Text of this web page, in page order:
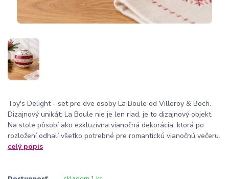
Toy's Delight - set pre dve osoby La Boule od Villeroy & Boch.
Dizajnový unikát: La Boule nie je len riad, je to dizajnový objekt.
Na stole pôsobí ako exkluzívna vianočná dekorácia, ktorá po
rozložení odhalí všetko potrebné pre romantickú vianočnú večeru.
celý popis